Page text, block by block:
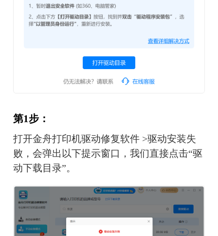
第1步：
打开金舟打印机驱动修复软件 >驱动安装失
败，会弹出以下提示窗口，我们直接点击“驱
动下载目录”。